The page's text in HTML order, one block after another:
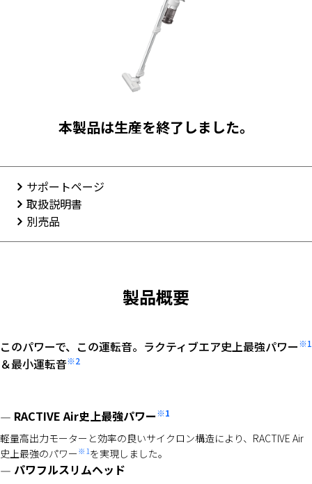
本製品は生産を終了しました。
サポートページ
取扱説明書
別売品
製品概要
このパワーで、この運転音。ラクティブエア史上最強パワー※1
＆最小運転音※2
RACTIVE Air史上最強パワー※1
軽量高出力モーターと効率の良いサイクロン構造により、RACTIVE Air
史上最強のパワー ※1を実現しました。
パワフルスリムヘッド